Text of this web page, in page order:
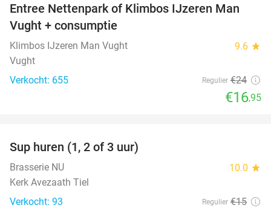
29%
Entree Nettenpark of Klimbos IJzeren Man
Vught + consumptie
Klimbos IJzeren Man Vught 9.6 star
Vught
Verkocht: 655
Regulier €24
€16,95
Sup huren (1, 2 of 3 uur)
Brasserie NU 10.0 star
Kerk Avezaath Tiel
Verkocht: 93
Regulier €15